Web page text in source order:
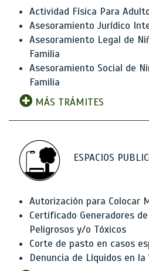
Actividad Física Para
Asesoramiento Jurídico
Asesoramiento Legal de
Familia
Asesoramiento Social de
Familia
MÁS TRÁMITES
ESPACIOS
Autorización para Colocar
Certificado Generadores
Peligrosos y/o Tóxicos
Corte de pasto en casos
Denuncia de Líquidos en la